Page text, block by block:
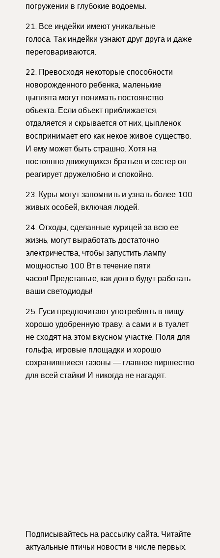
погружении в глубокие водоемы.
21. Все индейки имеют уникальные
голоса. Так индейки узнают друг друга и даже
переговариваются.
22. Превосходя некоторые способности
новорожденного ребенка, маленькие
цыплята могут понимать постоянство
объекта. Если объект приближается,
отдаляется и скрывается от них, цыпленок
воспринимает его как некое живое существо.
И ему может быть страшно. Хотя на
постоянно движущихся братьев и сестер он
реагирует дружелюбно и спокойно.
23. Куры могут запомнить и узнать более 100
живых особей, включая людей.
24. Отходы, сделанные курицей за всю ее
жизнь, могут выработать достаточно
электричества, чтобы запустить лампу
мощностью 100 Вт в течение пяти
часов! Представьте, как долго будут работать
ваши светодиоды!
25. Гуси предпочитают употреблять в пищу
хорошо удобренную траву, а сами и в туалет
не сходят на этом вкусном участке. Поля для
гольфа, игровые площадки и хорошо
сохранившиеся газоны — главное пиршество
для всей стайки! И никогда не нагадят.
Подписывайтесь на рассылку сайта. Читайте
актуальные птичьи новости в числе первых.